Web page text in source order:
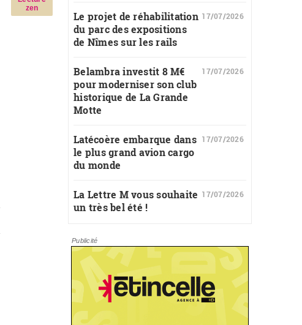
zen
Le projet de réhabilitation
du parc des expositions
de Nîmes sur les rails
17/07/2026
Belambra investit 8 M€
pour moderniser son club
historique de La Grande
Motte
17/07/2026
Latécoère embarque dans
le plus grand avion cargo
du monde
17/07/2026
La Lettre M vous souhaite
un très bel été !
17/07/2026
Publicité